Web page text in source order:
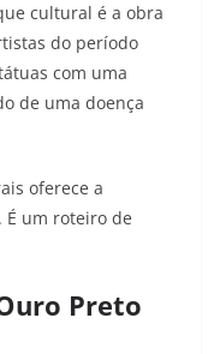
cultural é a obra
do período
com uma
de uma doença
oferece a
um roteiro de
Preto